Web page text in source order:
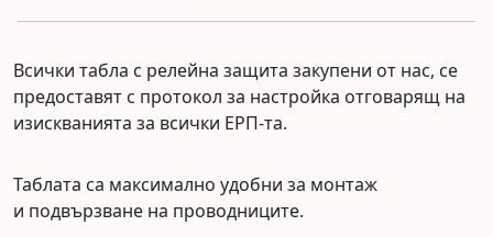
Всички табла с релейна защита закупени от нас, се
предоставят с протокол за настройка отговарящ на
изискванията за всички ЕРП-та.
Таблата са максимално удобни за монтаж
и подвързване на проводниците.